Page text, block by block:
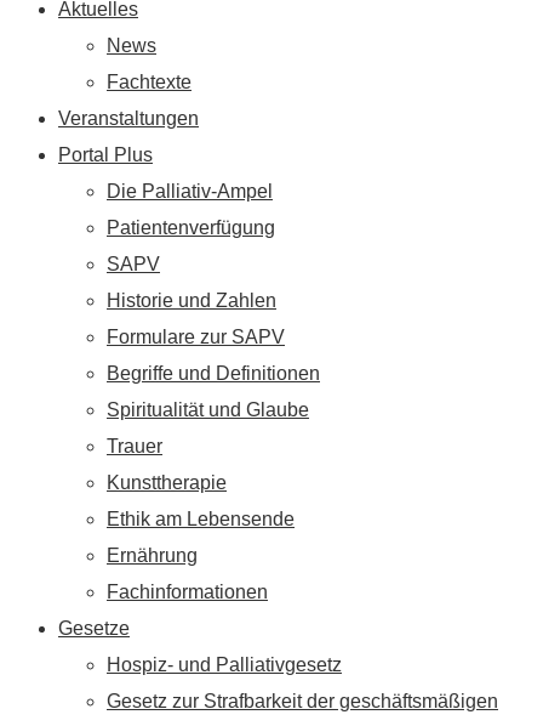
Aktuelles
News
Fachtexte
Veranstaltungen
Portal Plus
Die Palliativ-Ampel
Patientenverfügung
SAPV
Historie und Zahlen
Formulare zur SAPV
Begriffe und Definitionen
Spiritualität und Glaube
Trauer
Kunsttherapie
Ethik am Lebensende
Ernährung
Fachinformationen
Gesetze
Hospiz- und Palliativgesetz
Gesetz zur Strafbarkeit der geschäftsmäßigen